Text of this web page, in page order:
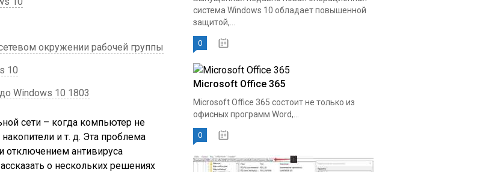
окружении рабочей группы
10
Windows 10 1803
сети – когда компьютер не
и т. д. Эта проблема
отключением антивируса
о нескольких решениях
система Windows 10 обладает повышенной
защитой,...
0
Microsoft Office 365
Microsoft Office 365 состоит не только из
офисных программ Word,...
0